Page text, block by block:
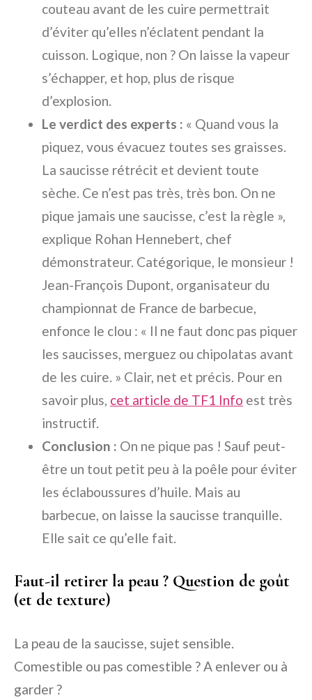
couteau avant de les cuire permettrait
d’éviter qu’elles n’éclatent pendant la
cuisson. Logique, non ? On laisse la vapeur
s’échapper, et hop, plus de risque
d’explosion.
Le verdict des experts : « Quand vous la
piquez, vous évacuez toutes ses graisses.
La saucisse rétrécit et devient toute
sèche. Ce n’est pas très, très bon. On ne
pique jamais une saucisse, c’est la règle »,
explique Rohan Hennebert, chef
démonstrateur. Catégorique, le monsieur !
Jean-François Dupont, organisateur du
championnat de France de barbecue,
enfonce le clou : « Il ne faut donc pas piquer
les saucisses, merguez ou chipolatas avant
de les cuire. » Clair, net et précis. Pour en
savoir plus, cet article de TF1 Info est très
instructif.
Conclusion : On ne pique pas ! Sauf peut-
être un tout petit peu à la poêle pour éviter
les éclaboussures d’huile. Mais au
barbecue, on laisse la saucisse tranquille.
Elle sait ce qu’elle fait.
Faut-il retirer la peau ? Question de goût
(et de texture)
La peau de la saucisse, sujet sensible.
Comestible ou pas comestible ? A enlever ou à
garder ?